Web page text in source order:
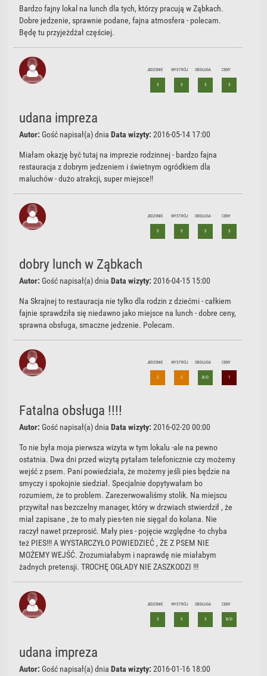
Bardzo fajny lokal na lunch dla tych, którzy pracują w Ząbkach.
Dobre jedzenie, sprawnie podane, fajna atmosfera - polecam.
Będę tu przyjeżdżał częściej.
JEDZENIE
5
WYSTRÓJ
5
OBSŁUGA
5
CENY
5
udana impreza
Autor: Gość napisał(a) dniaData wizyty:2016-05-14 17:00
Miałam okazję być tutaj na imprezie rodzinnej - bardzo fajna
restauracja z dobrym jedzeniem i świetnym ogródkiem dla
maluchów - dużo atrakcji, super miejsce!!
JEDZENIE
5
WYSTRÓJ
5
OBSŁUGA
5
CENY
5
dobry lunch w Ząbkach
Autor: Gość napisał(a) dniaData wizyty:2016-04-15 15:00
Na Skrajnej to restauracja nie tylko dla rodzin z dziećmi - całkiem
fajnie sprawdziła się niedawno jako miejsce na lunch - dobre ceny,
sprawna obsługa, smaczne jedzenie. Polecam.
JEDZENIE
2
WYSTRÓJ
2
OBSŁUGA
B/D
CENY
1
Fatalna obsługa !!!!
Autor: Gość napisał(a) dniaData wizyty:2016-02-20 00:00
To nie była moja pierwsza wizyta w tym lokalu -ale na pewno
ostatnia. Dwa dni przed wizytą pytałam telefonicznie czy możemy
wejść z psem. Pani powiedziała, że możemy jeśli pies będzie na
smyczy i spokojnie siedział. Specjalnie dopytywałam bo
rozumiem, że to problem. Zarezerwowaliśmy stolik. Na miejscu
przywitał nas bezczelny manager, który w drzwiach stwierdził , że
miał zapisane , że to mały pies-ten nie sięgał do kolana. Nie
raczył nawet przeprosić. Mały pies - pojęcie względne -to chyba
też PIES!!! A WYSTARCZYŁO POWIEDZIEĆ , ŻE Z PSEM NIE
MOŻEMY WEJŚĆ. Zrozumiałabym i naprawdę nie miałabym
żadnych pretensji. TROCHĘ OGŁADY NIE ZASZKODZI !!!
JEDZENIE
5
WYSTRÓJ
5
OBSŁUGA
5
CENY
B/D
udana impreza
Autor: Gość napisał(a) dniaData wizyty:2016-01-16 18:00